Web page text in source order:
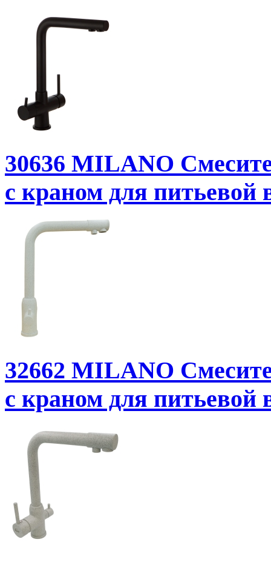
30636 MILANO
с краном для
32662 MILANO
с краном для